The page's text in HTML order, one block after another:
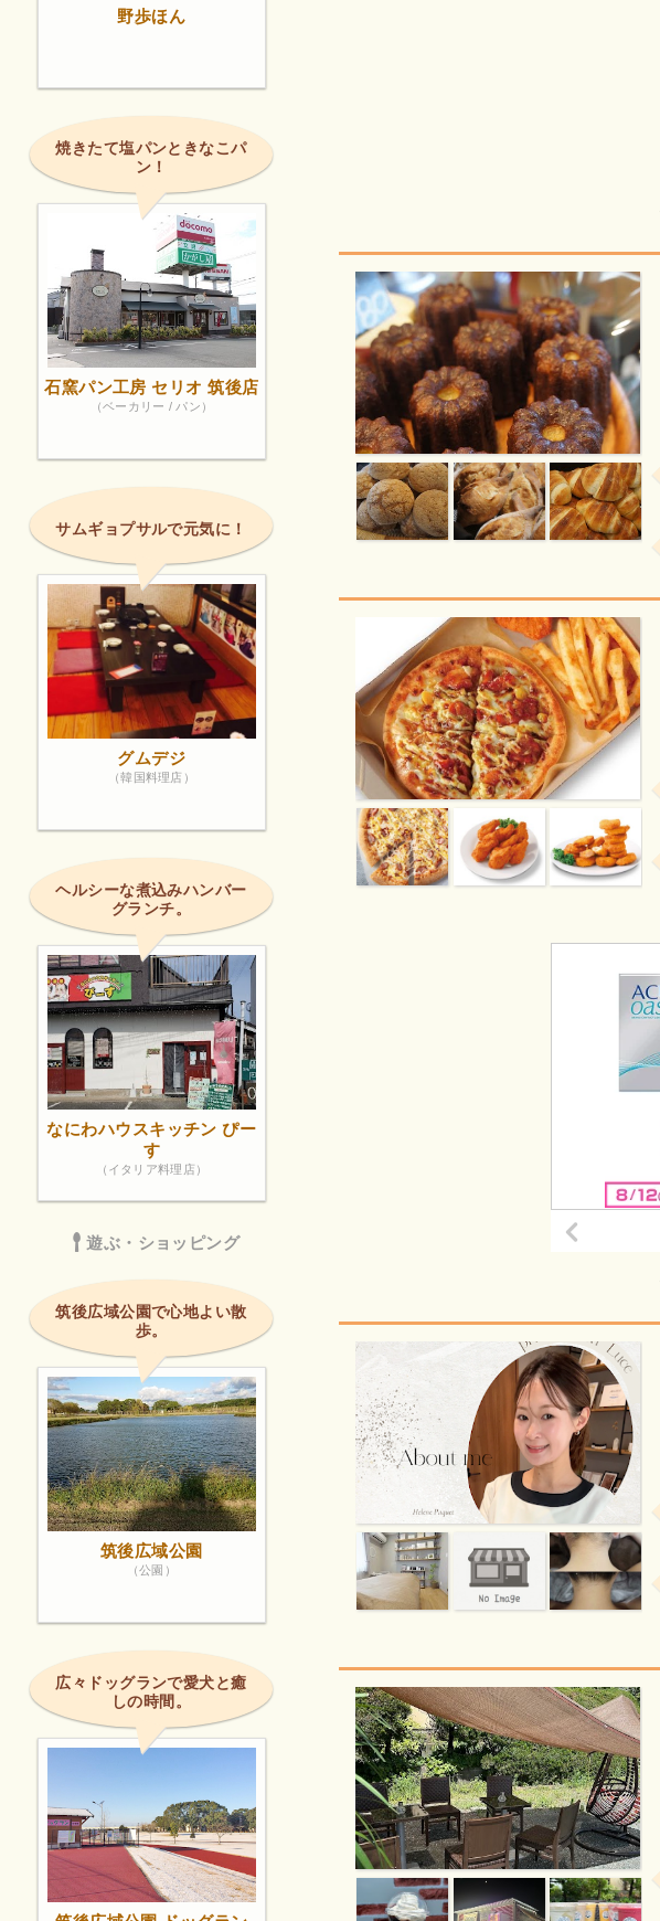
野歩ほん
焼きたて塩パンときなこパ
ン！
石窯パン工房 セリオ 筑後店
（ベーカリー / パン）
サムギョプサルで元気に！
グムデジ
（韓国料理店）
ヘルシーな煮込みハンバー
グランチ。
なにわハウスキッチン ぴー
す
（イタリア料理店）
遊ぶ・ショッピング
筑後広域公園で心地よい散
歩。
筑後広域公園
（公園）
広々ドッグランで愛犬と癒
しの時間。